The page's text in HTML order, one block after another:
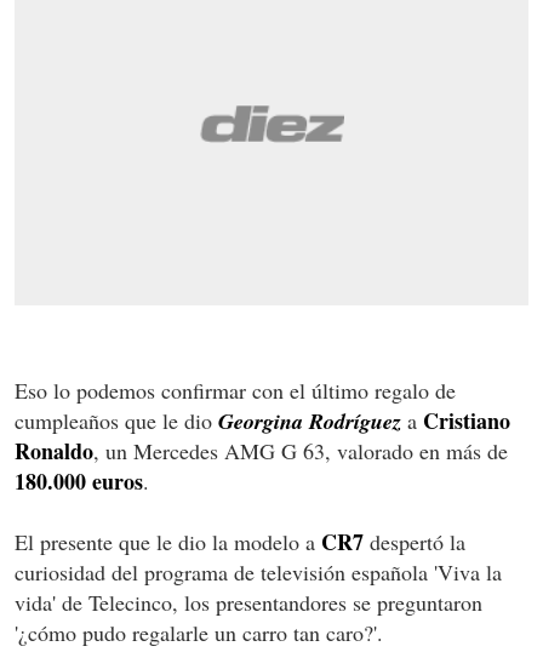
Eso lo podemos confirmar con el último regalo de
cumpleaños que le dio Georgina Rodríguez a Cristiano
Ronaldo, un Mercedes AMG G 63, valorado en más de
180.000 euros.
El presente que le dio la modelo a CR7 despertó la
curiosidad del programa de televisión española 'Viva la
vida' de Telecinco, los presentandores se preguntaron
'¿cómo pudo regalarle un carro tan caro?'.